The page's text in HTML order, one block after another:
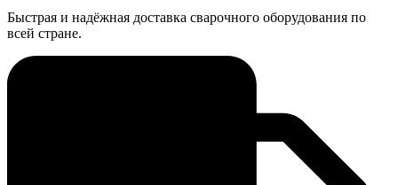
Быстрая и надёжная доставка сварочного оборудования по
всей стране.